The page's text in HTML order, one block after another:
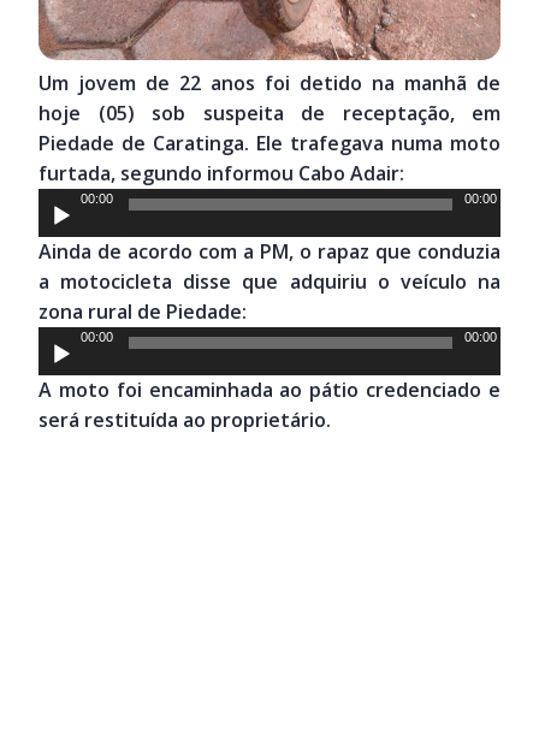
Um jovem de 22 anos foi detido na manhã de
hoje (05) sob suspeita de receptação, em
Piedade de Caratinga. Ele trafegava numa moto
furtada, segundo informou Cabo Adair:
Tocador
de
áudio
00:00 00:00
Ainda de acordo com a PM, o rapaz que conduzia
a motocicleta disse que adquiriu o veículo na
zona rural de Piedade:
Tocador
de
áudio
00:00 00:00
A moto foi encaminhada ao pátio credenciado e
será restituída ao proprietário.